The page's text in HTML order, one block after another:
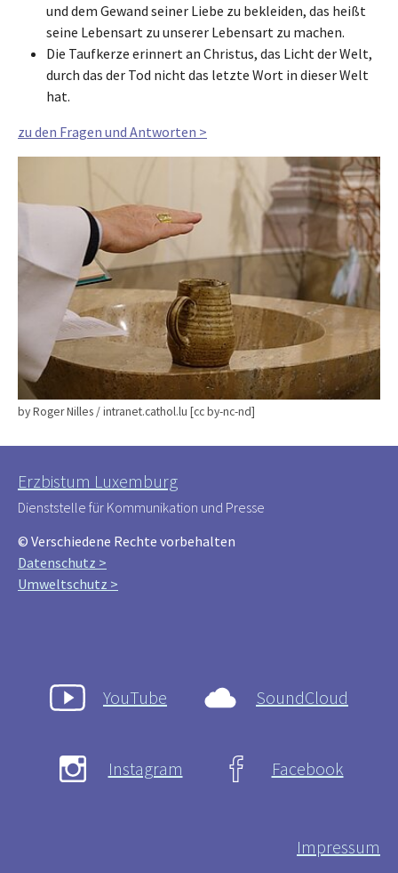
by Roger Nilles / intranet.cathol.lu [cc by-nc-nd]
und dem Gewand seiner Liebe zu bekleiden, das heißt
seine Lebensart zu unserer Lebensart zu machen.
Die Taufkerze erinnert an Christus, das Licht der Welt,
durch das der Tod nicht das letzte Wort in dieser Welt
hat.
zu den Fragen und Antworten >
Erzbistum Luxemburg
Dienststelle für Kommunikation und Presse
© Verschiedene Rechte vorbehalten
Datenschutz >
Umweltschutz >
YouTube SoundCloud
Instagram Facebook
Impressum